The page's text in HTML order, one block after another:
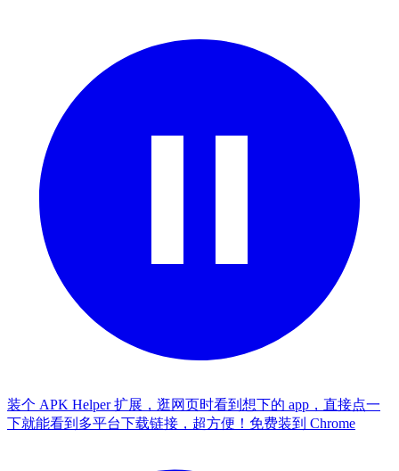
装个 APK Helper 扩展，逛网页时看到想下的 app，直接点一
下就能看到多平台下载链接，超方便！ 免费装到 Chrome